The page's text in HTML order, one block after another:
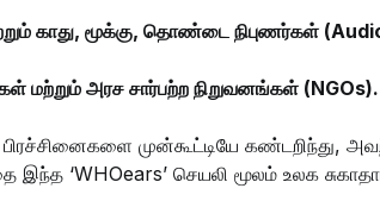
காது, மூக்கு, தொண்டை நிபுணர்கள்
மற்றும் அரச சார்பற்ற நிறுவனங்கள் (NGOs).
முன்கூட்டியே கண்டறிந்து,
இந்த ‘WHOears’ செயலி மூலம் உலக